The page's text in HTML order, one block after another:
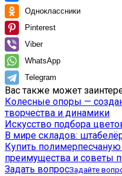
Одноклассники
Pinterest
Viber
WhatsApp
Telegram
Вас также может
Колесные опоры —
творчества и динамики
Искусство подбора
В мире складов:
Купить
преимущества и советы
Задать вопросЗадайте